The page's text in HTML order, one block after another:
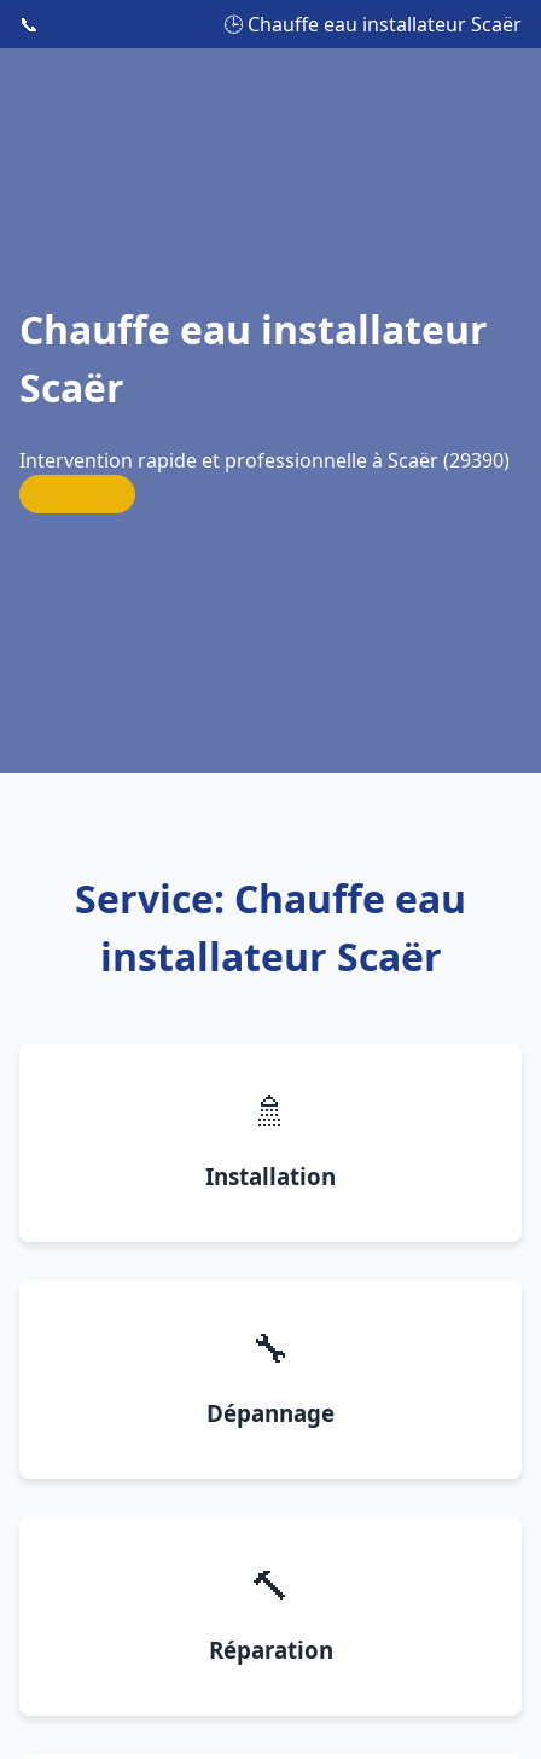
📞 🕒 Chauffe eau installateur Scaër
Chauffe eau installateur
Scaër
Intervention rapide et professionnelle à Scaër (29390)
Service: Chauffe eau
installateur Scaër
🚿
Installation
🔧
Dépannage
🔨
Réparation